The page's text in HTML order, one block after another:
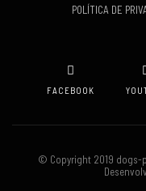
POLÍTICA DE
FACEBOOK
© Copyright 2019 dogs-